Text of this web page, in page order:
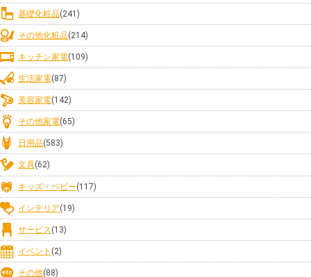
基礎化粧品(241)
その他化粧品(214)
キッチン家電(109)
生活家電(87)
美容家電(142)
その他家電(65)
日用品(583)
文具(62)
キッズ・ベビー(117)
インテリア(19)
サービス (13)
イベント (2)
その他(88)